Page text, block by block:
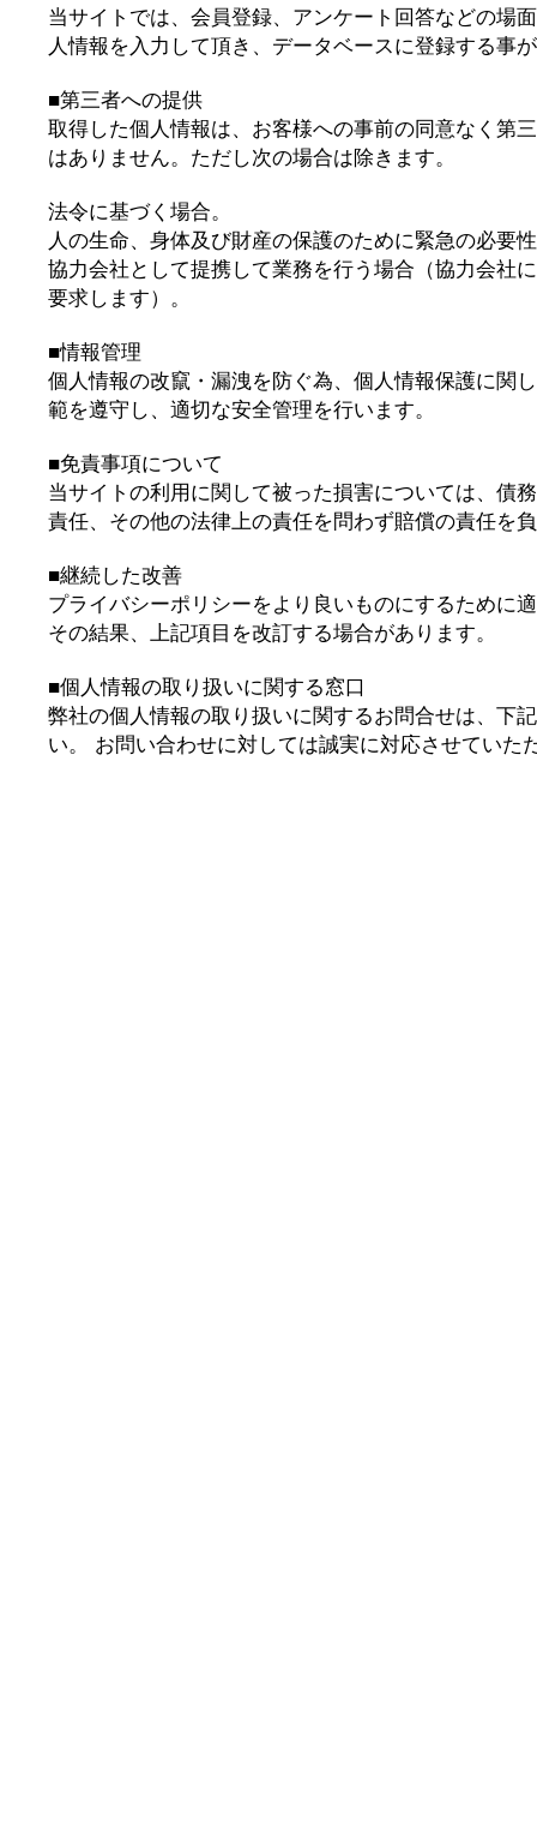
当サイトでは、会員登録、アンケート回答などの場
人情報を入力して頂き、データベースに登録する事
■第三者への提供
取得した個人情報は、お客様への事前の同意なく第
はありません。ただし次の場合は除きます。
法令に基づく場合。
人の生命、身体及び財産の保護のために緊急の必要
協力会社として提携して業務を行う場合（協力会社
要求します）。
■情報管理
個人情報の改竄・漏洩を防ぐ為、個人情報保護に関
範を遵守し、適切な安全管理を行います。
■免責事項について
当サイトの利用に関して被った損害については、債
責任、その他の法律上の責任を問わず賠償の責任を
■継続した改善
プライバシーポリシーをより良いものにするために
その結果、上記項目を改訂する場合があります。
■個人情報の取り扱いに関する窓口
弊社の個人情報の取り扱いに関するお問合せは、下
い。 お問い合わせに対しては誠実に対応させていた